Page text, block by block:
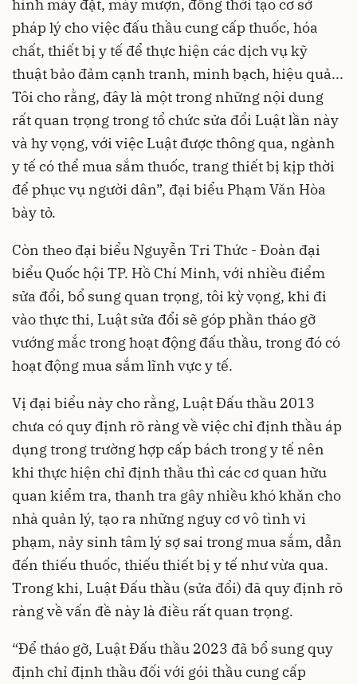
hình máy đặt, máy mượn, đồng thời tạo cơ sở
pháp lý cho việc đấu thầu cung cấp thuốc, hóa
chất, thiết bị y tế để thực hiện các dịch vụ kỹ
thuật bảo đảm cạnh tranh, minh bạch, hiệu quả...
Tôi cho rằng, đây là một trong những nội dung
rất quan trọng trong tổ chức sửa đổi Luật lần này
và hy vọng, với việc Luật được thông qua, ngành
y tế có thể mua sắm thuốc, trang thiết bị kịp thời
để phục vụ người dân”, đại biểu Phạm Văn Hòa
bày tỏ.
Còn theo đại biểu Nguyễn Tri Thức - Đoàn đại
biểu Quốc hội TP. Hồ Chí Minh, với nhiều điểm
sửa đổi, bổ sung quan trọng, tôi kỳ vọng, khi đi
vào thực thi, Luật sửa đổi sẽ góp phần tháo gỡ
vướng mắc trong hoạt động đấu thầu, trong đó có
hoạt động mua sắm lĩnh vực y tế.
Vị đại biểu này cho rằng, Luật Đấu thầu 2013
chưa có quy định rõ ràng về việc chỉ định thầu áp
dụng trong trường hợp cấp bách trong y tế nên
khi thực hiện chỉ định thầu thì các cơ quan hữu
quan kiểm tra, thanh tra gây nhiều khó khăn cho
nhà quản lý, tạo ra những nguy cơ vô tình vi
phạm, nảy sinh tâm lý sợ sai trong mua sắm, dẫn
đến thiếu thuốc, thiếu thiết bị y tế như vừa qua.
Trong khi, Luật Đấu thầu (sửa đổi) đã quy định rõ
ràng về vấn đề này là điều rất quan trọng.
“Để tháo gỡ, Luật Đấu thầu 2023 đã bổ sung quy
định chỉ định thầu đối với gói thầu cung cấp